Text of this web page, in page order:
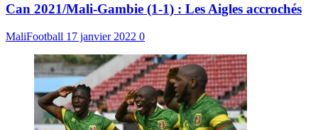
Can 2021/Mali-Gambie (1-1) : Les Aigles accrochés
MaliFootball 17 janvier 2022 0